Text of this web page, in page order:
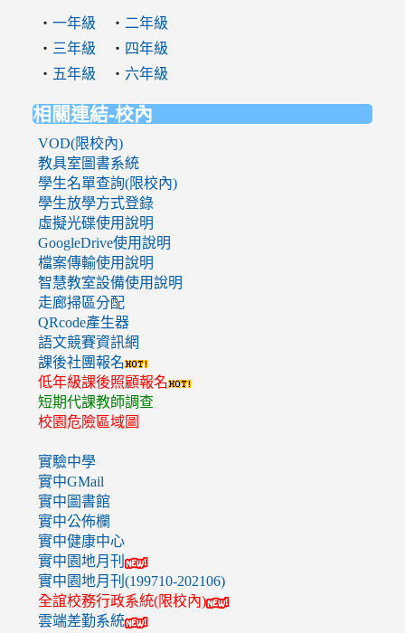
‧ 一年級 ‧ 二年級
‧ 三年級 ‧ 四年級
‧ 五年級 ‧ 六年級
相關連結-校內
VOD(限校內)
教具室圖書系統
學生名單查詢(限校內)
學生放學方式登錄
虛擬光碟使用說明
GoogleDrive使用說明
檔案傳輸使用說明
智慧教室設備使用說明
走廊掃區分配
QRcode產生器
語文競賽資訊網
課後社團報名
低年級課後照顧報名
短期代課教師調查
校園危險區域圖
實驗中學
實中GMail
實中圖書館
實中公佈欄
實中健康中心
實中園地月刊
實中園地月刊(199710-202106)
全誼校務行政系統(限校內)
雲端差勤系統